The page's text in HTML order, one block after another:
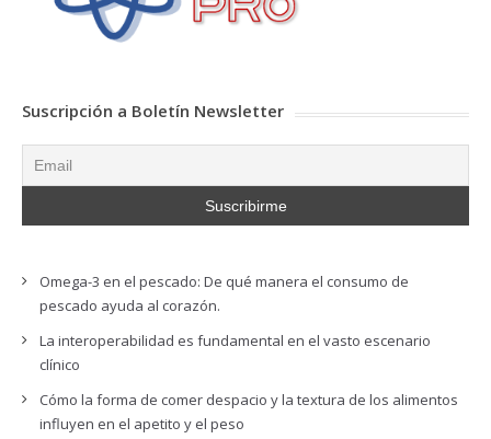
Suscripción a Boletín Newsletter
Omega-3 en el pescado: De qué manera el consumo de
pescado ayuda al corazón.
La interoperabilidad es fundamental en el vasto escenario
clínico
Cómo la forma de comer despacio y la textura de los alimentos
influyen en el apetito y el peso